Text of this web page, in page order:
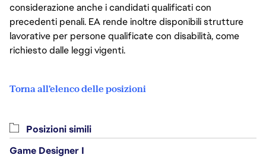
considerazione anche i candidati qualificati con
precedenti penali. EA rende inoltre disponibili strutture
lavorative per persone qualificate con disabilità, come
richiesto dalle leggi vigenti.
Torna all'elenco delle posizioni
Posizioni simili
Game Designer I